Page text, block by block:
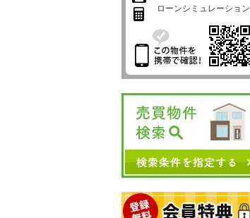
ローンシミュレーション